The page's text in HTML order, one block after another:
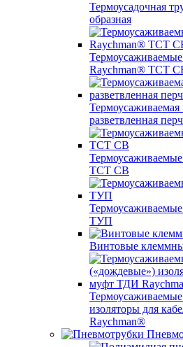
Термоусадочная
образная
Raychman® ТСТ
Термоусаживаемая
разветвленная
TCT CB
ТУП
Винтовые
изоляторы для
Raychman®